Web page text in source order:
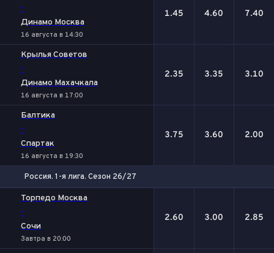
-
Динамо Москва
16 августа в 14:30
1.45 4.60 7.40
Крылья Советов
-
Динамо Махачкала
16 августа в 17:00
2.35 3.35 3.10
Балтика
-
Спартак
16 августа в 19:30
3.75 3.60 2.00
Россия. 1-я лига. Сезон 26/27
Торпедо Москва
-
Сочи
Завтра в 20:00
2.60 3.00 2.85